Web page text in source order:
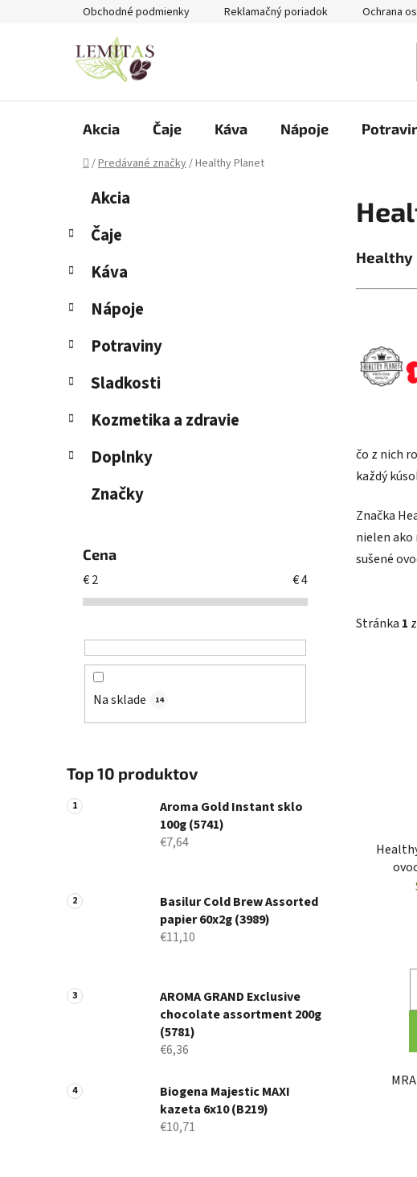
Obchodné podmienky Reklamačný poriadok Ochrana
Akcia Čaje Káva Nápoje
Domov
/Predávané značky/Healthy Planet
č
ý
a
n
l
Preskočiť
kategórie
e
ó
i
Akcia
Čaje
Káva
Nápoje
Potraviny
Sladkosti
Kozmetika a zdravie
Doplnky
Značky
Cena
€2 €4
Na sklade 14
Top 10 produktov
Aroma Gold Instant sklo
100g (5741)
€7,64
Basilur Cold Brew Assorted
papier 60x2g (3989)
€11,10
AROMA GRAND Exclusive
chocolate assortment 200g
(5781)
€6,36
Biogena Majestic MAXI
kazeta 6x10 (B219)
€10,71
Healthy
čo z nich
každý
Značka
nielen ako
sušené
Stránka 1 z